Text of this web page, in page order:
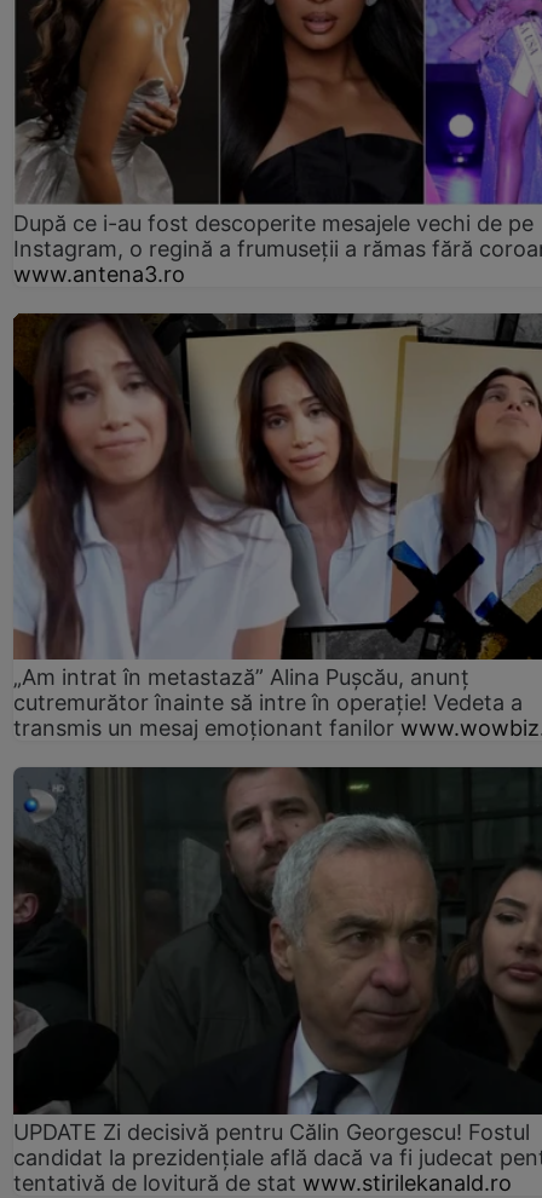
După ce i-au fost descoperite mesajele vechi de pe
Instagram, o regină a frumuseții a rămas fără
www.antena3.ro
„Am intrat în metastază” Alina Pușcău, anunț
cutremurător înainte să intre în operație! Vedeta a
transmis un mesaj emoționant fanilor
UPDATE Zi decisivă pentru Călin Georgescu! Fostul
candidat la prezidențiale află dacă va fi judecat
tentativă de lovitură de stat www.stirilekanald.ro